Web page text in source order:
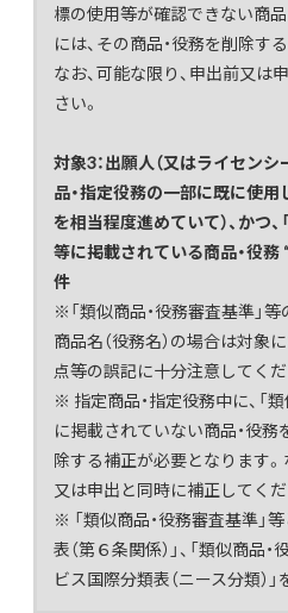
標の使用等が確認できない商
には、その商品・役務を削除す
なお、可能な限り、申出前又は
さい。
対象3：出願人（又はライセンシ
品・指定役務の一部に既に使用
を相当程度進めていて）、かつ、
等に掲載されている商品・役務
件
※「類似商品・役務審査基準」
商品名（役務名）の場合は対象
点等の誤記に十分注意してくだ
※ 指定商品・指定役務中に、「
に掲載されていない商品・役務
除する補正が必要となります。
又は申出と同時に補正してくだ
※ 「類似商品・役務審査基準」
表（第６条関係）」、「類似商品・
ビス国際分類表（ニース分類）」